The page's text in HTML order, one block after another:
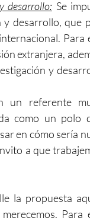
desarrollo: Se
desarrollo, que
Para
extranjera,
y
un referente
como un polo
en cómo sería
a que
la propuesta
Para